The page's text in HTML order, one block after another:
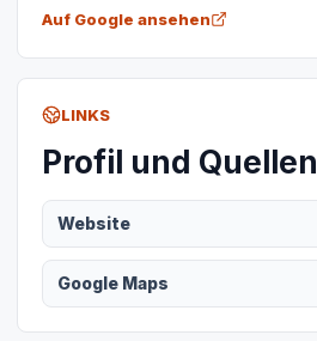
Auf Google ansehen
LINKS
Profil und Quellen
Website
Google Maps